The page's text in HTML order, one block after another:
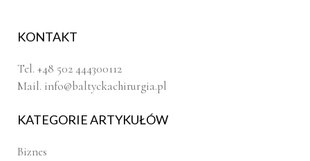
KONTAKT
Tel. +48 502 444300112
Mail. info@baltyckachirurgia.pl
KATEGORIE ARTYKUŁÓW
Biznes